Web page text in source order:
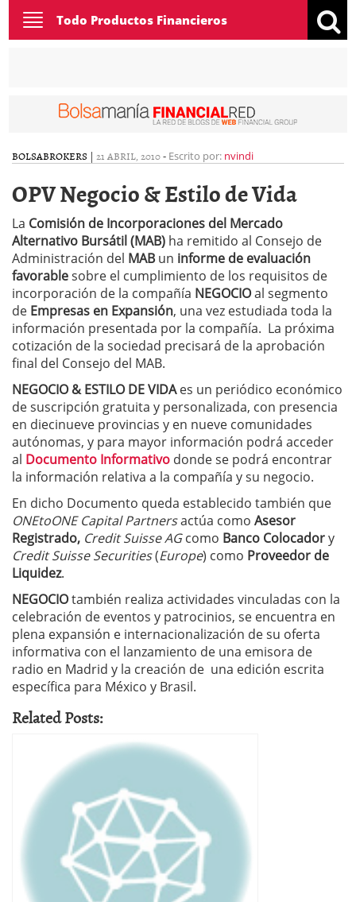
Toggle
navigation
Todo Productos Financieros
BOLSABROKERS | 21 ABRIL, 2010- Escrito por: nvindi
OPV Negocio & Estilo de Vida
La Comisión de Incorporaciones del Mercado
Alternativo Bursátil (MAB) ha remitido al Consejo de
Administración del MAB un informe de evaluación
favorablesobre el cumplimiento de los requisitos de
incorporación de la compañía NEGOCIOal segmento
de Empresas en Expansión, una vez estudiada toda la
información presentada por la compañía. La próxima
cotización de la sociedad precisará de la aprobación
final del Consejo del MAB.
NEGOCIO & ESTILO DE VIDAes un periódico económico
de suscripción gratuita y personalizada, con presencia
en diecinueve provincias y en nueve comunidades
autónomas, y para mayor información podrá acceder
al Documento Informativo donde se podrá encontrar
la información relativa a la compañía y su negocio.
En dicho Documento queda establecido también que
ONEtoONECapital Partnersactúa como Asesor
Registrado, Credit Suisse AGcomo Banco Colocadory
Credit Suisse Securities(Europe) como Proveedor de
Liquidez.
NEGOCIOtambién realiza actividades vinculadas con la
celebración de eventos y patrocinios, se encuentra en
plena expansión e internacionalización de su oferta
informativa con el lanzamiento de una emisora de
radio en Madrid y la creación de una edición escrita
específica para México y Brasil.
Related Posts: